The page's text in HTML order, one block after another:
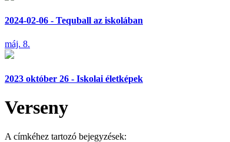
2024-02-06 - Tequball az iskolában
máj. 8.
2023 október 26 - Iskolai életképek
Verseny
A címkéhez tartozó bejegyzések: